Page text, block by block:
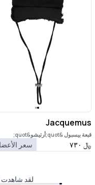
Jacquemus
قبعة بيسبول &quot;أرتيشو&quot;
﷼ ٧٣٠ سعر
لقد شاهدت 60 من أصل 3534 منتجاً